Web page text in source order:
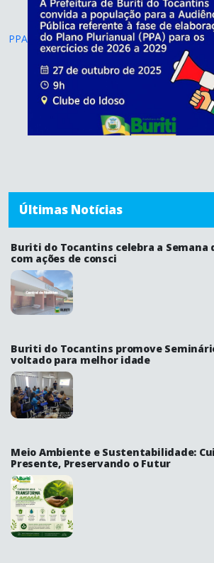
PPA
Últimas Notícias
Buriti do Tocantins celebra a Semana
com ações de consci
Buriti do Tocantins promove
voltado para melhor idade
Meio Ambiente e Sustentabilidade:
Presente, Preservando o Futur